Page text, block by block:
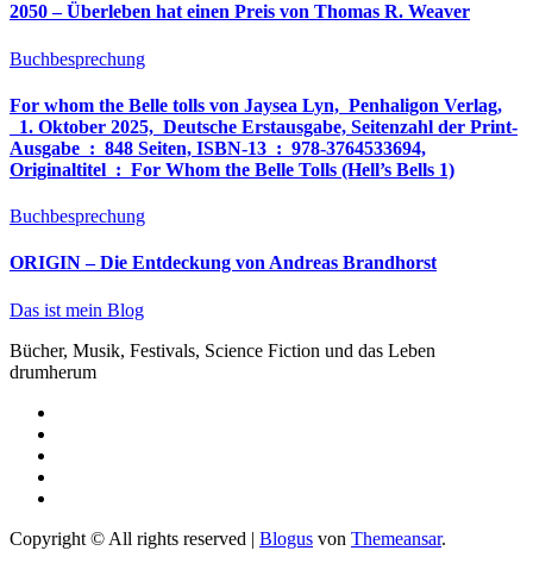
2050 – Überleben hat einen Preis von Thomas R. Weaver
Buchbesprechung
For whom the Belle tolls von Jaysea Lyn, ‎ Penhaligon Verlag,
‎ 1. Oktober 2025, ‎ Deutsche Erstausgabe, Seitenzahl der Print-
Ausgabe ‏ : ‎ 848 Seiten, ISBN-13 ‏ : ‎ 978-3764533694,
Originaltitel ‏ : ‎ For Whom the Belle Tolls (Hell’s Bells 1)
Buchbesprechung
ORIGIN – Die Entdeckung von Andreas Brandhorst
Das ist mein Blog
Bücher, Musik, Festivals, Science Fiction und das Leben
drumherum
Copyright © All rights reserved | Blogus von Themeansar.